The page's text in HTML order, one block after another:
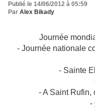
Publié le 14/06/2012 à 05:59
Par Alex Bikady
Journée
- Journée nationale
- Sainte
- A Saint Rufin,
-